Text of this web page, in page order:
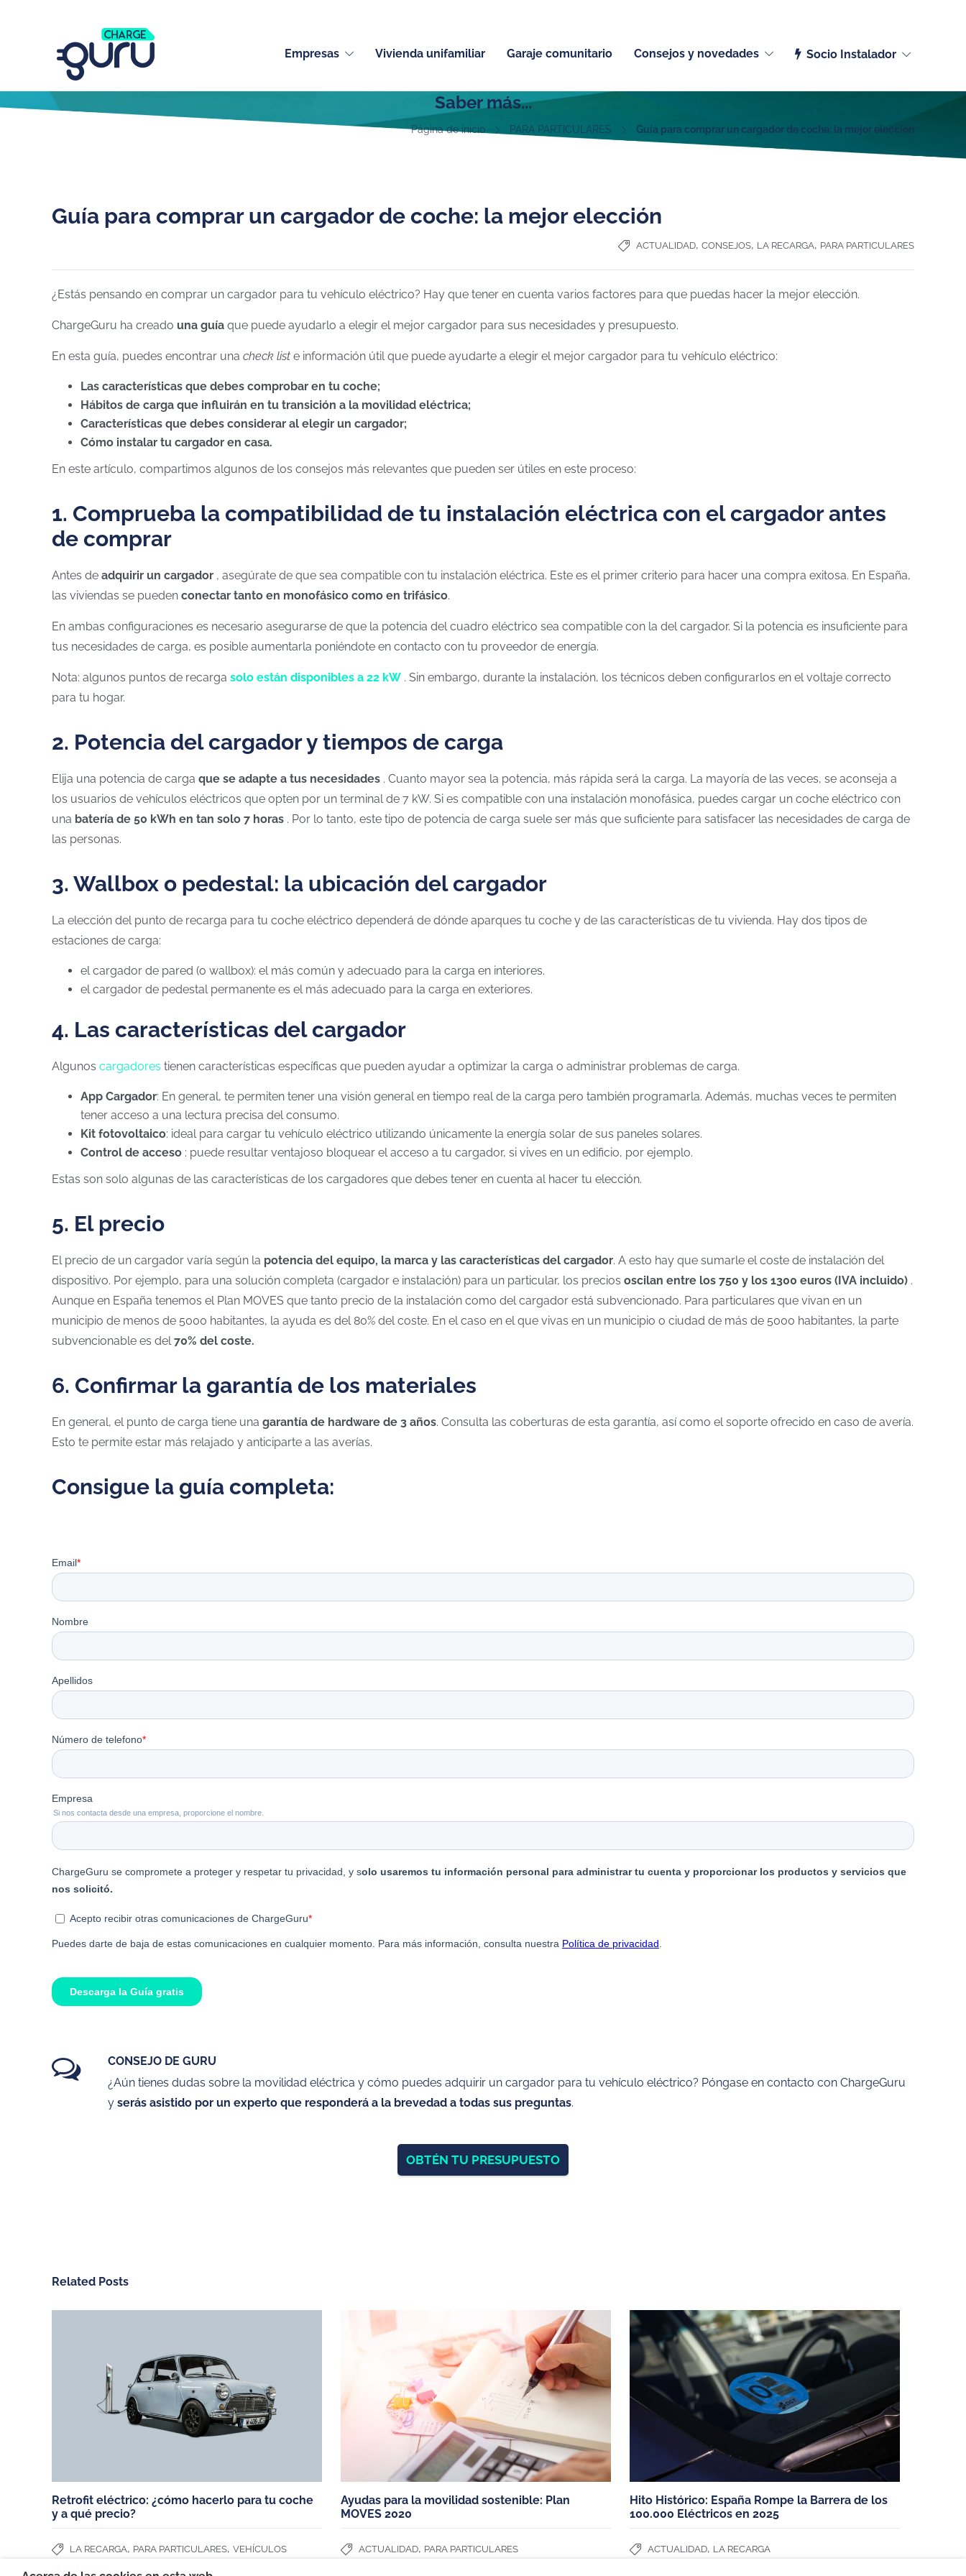
Empresas Vivienda unifamiliar Garaje comunitario Consejos y novedades Socio Instalador
Saber más...
Página de inicio PARA PARTICULARES Guía para comprar un cargador de coche: la mejor elección
Guía para comprar un cargador de coche: la mejor elección
ACTUALIDAD, CONSEJOS, LA RECARGA, PARA PARTICULARES
¿Estás pensando en comprar un cargador para tu vehículo eléctrico? Hay que tener en cuenta varios factores para que puedas hacer la mejor elección.
ChargeGuru ha creado una guía que puede ayudarlo a elegir el mejor cargador para sus necesidades y presupuesto.
En esta guía, puedes encontrar una check list e información útil que puede ayudarte a elegir el mejor cargador para tu vehículo eléctrico:
Las características que debes comprobar en tu coche;
Hábitos de carga que influirán en tu transición a la movilidad eléctrica;
Características que debes considerar al elegir un cargador;
Cómo instalar tu cargador en casa.
En este artículo, compartimos algunos de los consejos más relevantes que pueden ser útiles en este proceso:
1. Comprueba la compatibilidad de tu instalación eléctrica con el cargador antes
de comprar
Antes de adquirir un cargador , asegúrate de que sea compatible con tu instalación eléctrica. Este es el primer criterio para hacer una compra exitosa. En España,
las viviendas se pueden conectar tanto en monofásico como en trifásico.
En ambas configuraciones es necesario asegurarse de que la potencia del cuadro eléctrico sea compatible con la del cargador. Si la potencia es insuficiente para
tus necesidades de carga, es posible aumentarla poniéndote en contacto con tu proveedor de energía.
Nota: algunos puntos de recarga solo están disponibles a 22 kW . Sin embargo, durante la instalación, los técnicos deben configurarlos en el voltaje correcto
para tu hogar.
2. Potencia del cargador y tiempos de carga
Elija una potencia de carga que se adapte a tus necesidades . Cuanto mayor sea la potencia, más rápida será la carga. La mayoría de las veces, se aconseja a
los usuarios de vehículos eléctricos que opten por un terminal de 7 kW. Si es compatible con una instalación monofásica, puedes cargar un coche eléctrico con
una batería de 50 kWh en tan solo 7 horas . Por lo tanto, este tipo de potencia de carga suele ser más que suficiente para satisfacer las necesidades de carga de
las personas.
3. Wallbox o pedestal: la ubicación del cargador
La elección del punto de recarga para tu coche eléctrico dependerá de dónde aparques tu coche y de las características de tu vivienda. Hay dos tipos de
estaciones de carga:
el cargador de pared (o wallbox): el más común y adecuado para la carga en interiores.
el cargador de pedestal permanente es el más adecuado para la carga en exteriores.
4. Las características del cargador
Algunos cargadores tienen características específicas que pueden ayudar a optimizar la carga o administrar problemas de carga.
App Cargador: En general, te permiten tener una visión general en tiempo real de la carga pero también programarla. Además, muchas veces te permiten
tener acceso a una lectura precisa del consumo.
Kit fotovoltaico: ideal para cargar tu vehículo eléctrico utilizando únicamente la energía solar de sus paneles solares.
Control de acceso : puede resultar ventajoso bloquear el acceso a tu cargador, si vives en un edificio, por ejemplo.
Estas son solo algunas de las características de los cargadores que debes tener en cuenta al hacer tu elección.
5. El precio
El precio de un cargador varía según la potencia del equipo, la marca y las características del cargador. A esto hay que sumarle el coste de instalación del
dispositivo. Por ejemplo, para una solución completa (cargador e instalación) para un particular, los precios oscilan entre los 750 y los 1300 euros (IVA incluido) .
Aunque en España tenemos el Plan MOVES que tanto precio de la instalación como del cargador está subvencionado. Para particulares que vivan en un
municipio de menos de 5000 habitantes, la ayuda es del 80% del coste. En el caso en el que vivas en un municipio o ciudad de más de 5000 habitantes, la parte
subvencionable es del70% del coste.
6. Confirmar la garantía de los materiales
En general, el punto de carga tiene una garantía de hardware de 3 años. Consulta las coberturas de esta garantía, así como el soporte ofrecido en caso de avería.
Esto te permite estar más relajado y anticiparte a las averías.
Consigue la guía completa:
CONSEJO DE GURU
¿Aún tienes dudas sobre la movilidad eléctrica y cómo puedes adquirir un cargador para tu vehículo eléctrico? Póngase en contacto con ChargeGuru
y serás asistido por un experto que responderá a la brevedad a todas sus preguntas.
OBTÉN TU PRESUPUESTO
Related Posts
Retrofit eléctrico: ¿cómo hacerlo para tu coche
y a qué precio?
LA RECARGA, PARA PARTICULARES, VEHÍCULOS
Ayudas para la movilidad sostenible: Plan
MOVES 2020
ACTUALIDAD, PARA PARTICULARES
Hito Histórico: España Rompe la Barrera de los
100.000 Eléctricos en 2025
ACTUALIDAD, LA RECARGA
CHARGEGURU ESPAÑA
Trabaja con nosotros
NUESTROS SERVICIOS
Garaje comunitario
Empresas
Hoteles, restaurantes y
comercios
PUNTOS DE RECARGA
¿Cómo debería ser mi punto de
recarga
Modelos de cargadores
VEHÍCULOS ELÉCTRICOS
Coches eléctricos
Fiat 500
Tesla model Y
Dacia Spring